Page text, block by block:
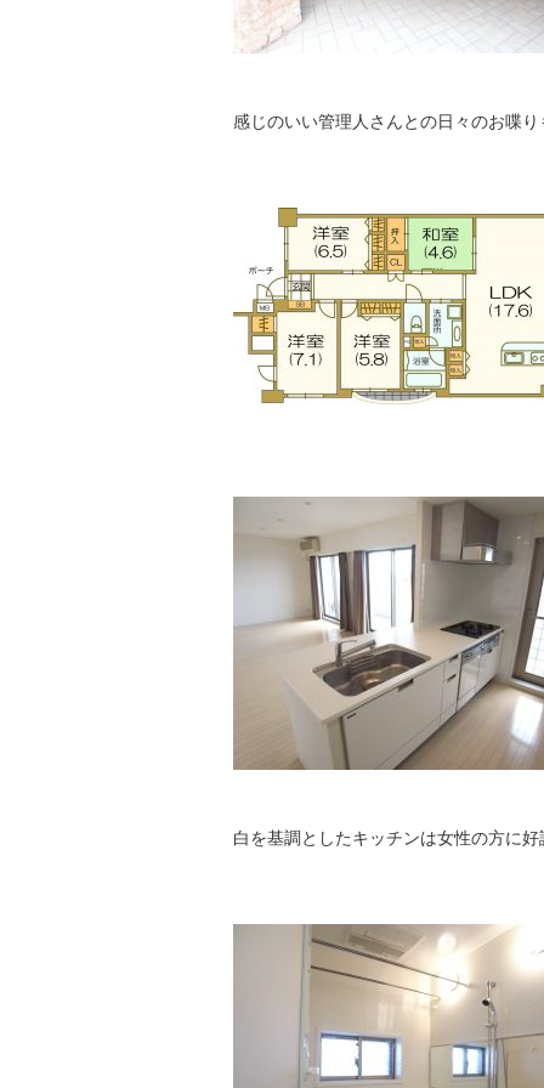
感じのいい管理人さんとの日々のお喋り
白を基調としたキッチンは女性の方に好